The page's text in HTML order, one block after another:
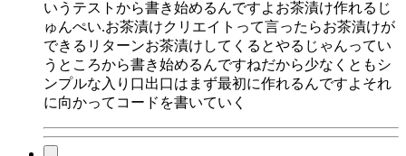
いうテストから書き始めるんですよお茶漬け作れるじ
ゅんぺい.お茶漬けクリエイトって言ったらお茶漬けが
できるリターンお茶漬けしてくるとやるじゃんってい
うところから書き始めるんですねだから少なくともシ
ンプルな入り口出口はまず最初に作れるんですよそれ
に向かってコードを書いていく